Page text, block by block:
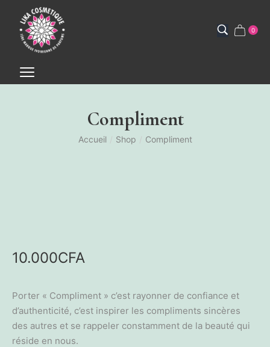
0
Compliment
Accueil / Shop / Compliment
10.000CFA
Porter « Compliment » c’est rayonner de confiance et
d’authenticité, c’est inspirer les compliments sincères
des autres et se rappeler constamment de la beauté qui
réside en nous.